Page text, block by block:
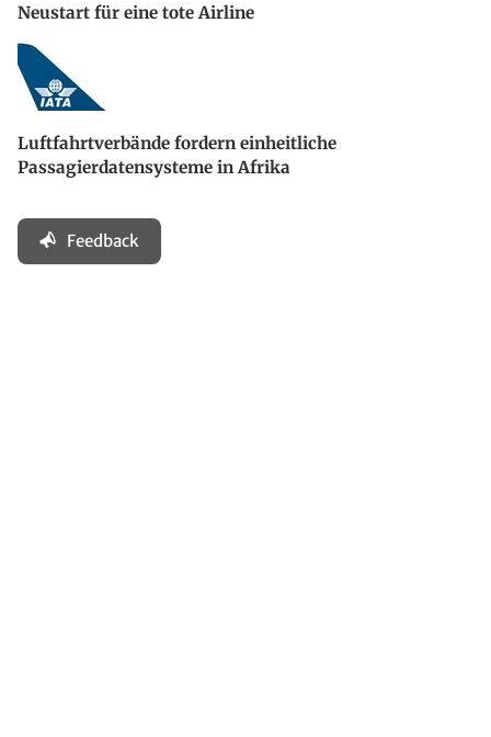
Neustart für eine tote Airline
Luftfahrtverbände fordern einheitliche
Passagierdatensysteme in Afrika
Feedback